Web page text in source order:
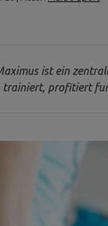
ist ein
trainiert, profitiert